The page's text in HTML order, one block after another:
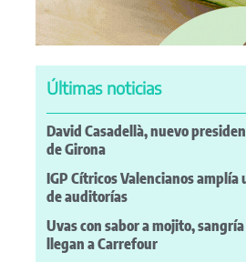
Últimas noticias
David Casadellà, nuevo
de Girona
IGP Cítricos Valencianos
de auditorías
Uvas con sabor a mojito,
llegan a Carrefour